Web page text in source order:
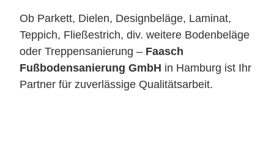
Ob Parkett, Dielen, Designbeläge, Laminat,
Teppich, Fließestrich, div. weitere Bodenbeläge
oder Treppensanierung – Faasch
Fußbodensanierung GmbH in Hamburg ist Ihr
Partner für zuverlässige Qualitätsarbeit.